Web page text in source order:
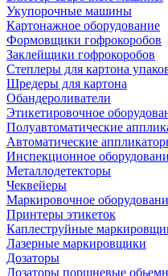
Укупорочные машины
Картонажное оборудование
Формовщики гофрокоробов
Заклейщики гофрокоробов
Степлеры для картона
Шредеры для картона
Обандероливатели
Этикетировочное
Полуавтоматические
Автоматические
Инспекционное
Металлодетекторы
Чеквейеры
Маркировочное
Принтеры этикеток
Каплеструйные
Лазерные маркировщики
Дозаторы
Дозаторы поршневые